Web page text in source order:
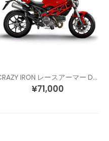
CRAZY IRON レースアーマー DUCATI MONSTER 696/796
¥71,000